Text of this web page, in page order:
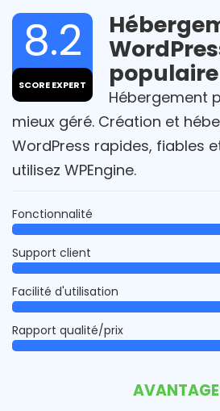
8.2
SCORE EXPERT
populaire
Hébergement
mieux géré. Création et
WordPress rapides, fiables
utilisez WPEngine.
Fonctionnalité
Support client
Facilité d'utilisation
Rapport qualité/prix